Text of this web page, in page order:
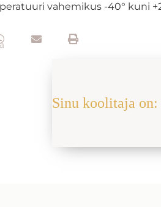
vahemikus -40° kuni
Sinu koolitaja on: